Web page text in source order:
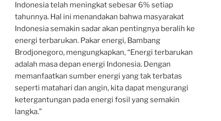
Indonesia telah meningkat sebesar 6% setiap
tahunnya. Hal ini menandakan bahwa masyarakat
Indonesia semakin sadar akan pentingnya beralih ke
energi terbarukan. Pakar energi, Bambang
Brodjonegoro, mengungkapkan, “Energi terbarukan
adalah masa depan energi Indonesia. Dengan
memanfaatkan sumber energi yang tak terbatas
seperti matahari dan angin, kita dapat mengurangi
ketergantungan pada energi fosil yang semakin
langka.”